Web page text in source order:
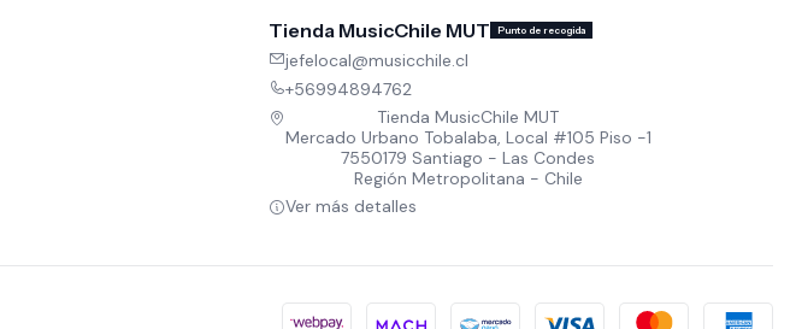
Tienda MusicChile MUT Punto de recogida
jefelocal@musicchile.cl
+56994894762
Tienda MusicChile MUT
Mercado Urbano Tobalaba, Local #105 Piso -1
7550179 Santiago - Las Condes
Región Metropolitana - Chile
Ver más detalles